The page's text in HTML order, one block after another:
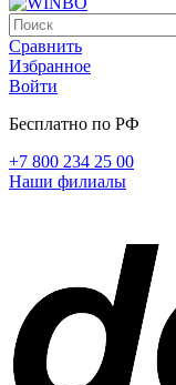
Сравнить
Избранное
Войти
Бесплатно по РФ
+7 800 234 25 00
Наши филиалы